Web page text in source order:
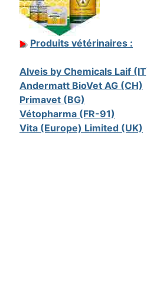
Produits vétérinaires :
Alveis by Chemicals Laif
Andermatt BioVet AG (CH)
Primavet (BG)
Vétopharma (FR-91)
Vita (Europe) Limited (UK)